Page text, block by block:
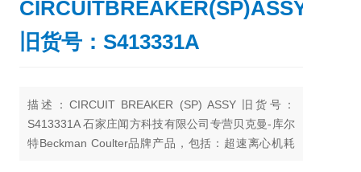
CIRCUITBREAKER(SP)ASSY
旧货号：S413331A
描述：CIRCUIT BREAKER (SP) ASSY 旧货号：
S413331A 石家庄闻方科技有限公司专营贝克曼-库尔
特Beckman Coulter品牌产品，包括：超速离心机耗